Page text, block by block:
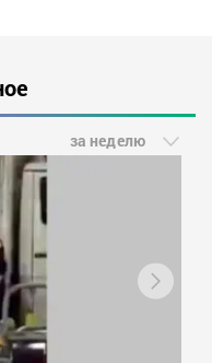
за неделю